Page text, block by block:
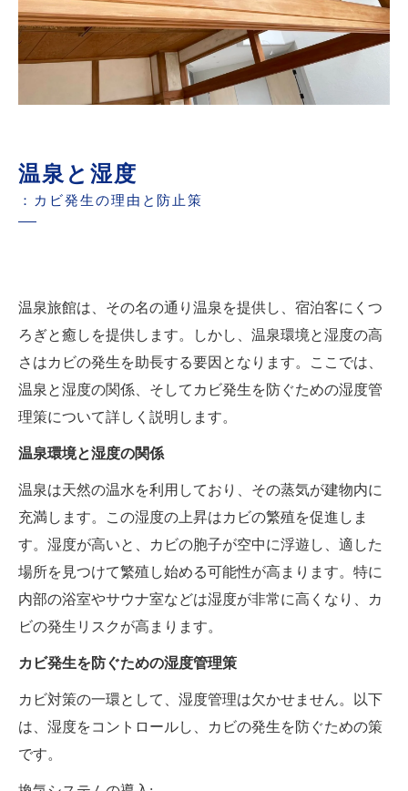
温泉と湿度
：カビ発生の理由と防止策
温泉旅館は、その名の通り温泉を提供し、宿泊客にくつ
ろぎと癒しを提供します。しかし、温泉環境と湿度の高
さはカビの発生を助長する要因となります。ここでは、
温泉と湿度の関係、そしてカビ発生を防ぐための湿度管
理策について詳しく説明します。
温泉環境と湿度の関係
温泉は天然の温水を利用しており、その蒸気が建物内に
充満します。この湿度の上昇はカビの繁殖を促進しま
す。湿度が高いと、カビの胞子が空中に浮遊し、適した
場所を見つけて繁殖し始める可能性が高まります。特に
内部の浴室やサウナ室などは湿度が非常に高くなり、カ
ビの発生リスクが高まります。
カビ発生を防ぐための湿度管理策
カビ対策の一環として、湿度管理は欠かせません。以下
は、湿度をコントロールし、カビの発生を防ぐための策
です。